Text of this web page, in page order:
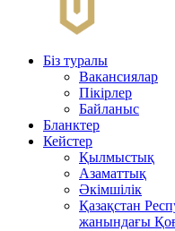
Біз туралы
Вакансиялар
Пікірлер
Байланыс
Бланктер
Кейстер
Қылмыстық
Азаматтық
Әкімшілік
Қазақстан
жанындағы